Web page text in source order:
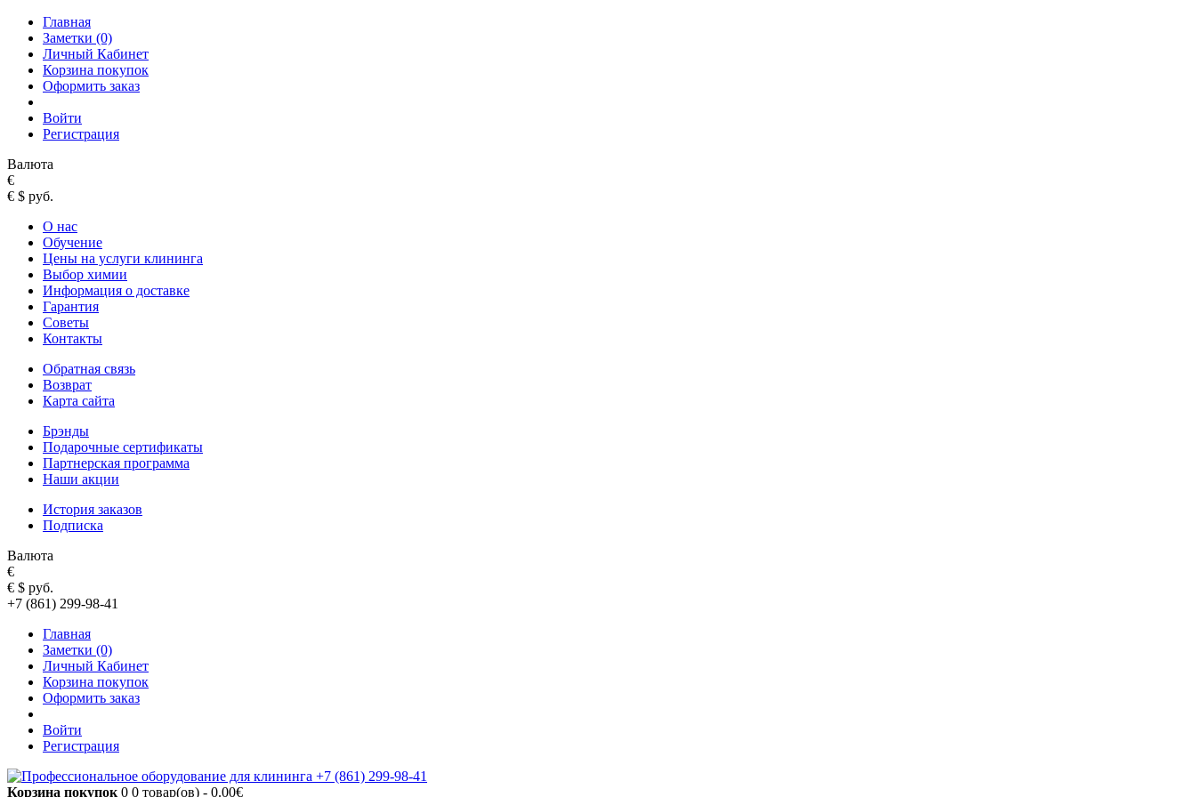
Главная
Заметки (0)
Личный Кабинет
Корзина покупок
Оформить заказ
Войти
Регистрация
Валюта
€
€ $ руб.
О нас
Обучение
Цены на услуги клининга
Выбор химии
Информация о доставке
Гарантия
Советы
Контакты
Обратная связь
Возврат
Карта сайта
Брэнды
Подарочные сертификаты
Партнерская программа
Наши акции
История заказов
Подписка
Валюта
€
€ $ руб.
+7 (861) 299-98-41
Главная
Заметки (0)
Личный Кабинет
Корзина покупок
Оформить заказ
Войти
Регистрация
Корзина покупок 0 0 товар(ов) - 0.00€